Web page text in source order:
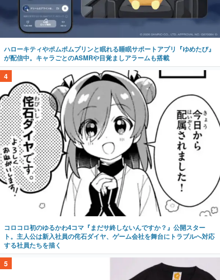
ハローキティやポムポムプリンと眠れる睡眠サポートアプリ『ゆめたび』
が配信中。キャラごとのASMRや目覚ましアラームも搭載
4
コロコロ初のゆるかわ4コマ『まだサ終しないんですか？』公開スター
ト。主人公は新入社員の侘石ダイヤ、ゲーム会社を舞台にトラブルへ対応
する社員たちを描く
5